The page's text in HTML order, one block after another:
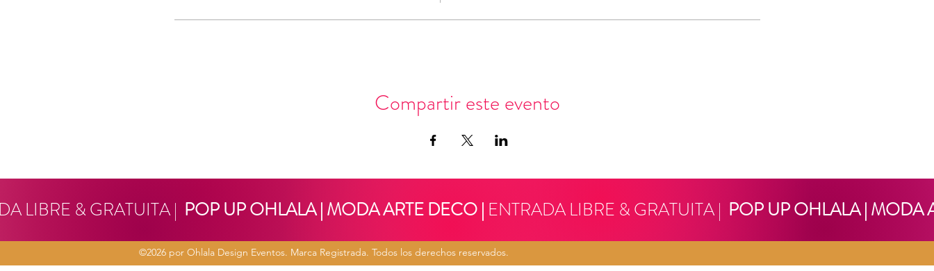
Compartir este evento
LIBRE & GRATUITA | POP UP OHLALA | MODA ARTE DECO | ENTRADA LIBRE & GRATUITA | POP UP OHLALA | MODA
©2026 por Ohlala Design Eventos. Marca Registrada. Todos los derechos reservados.